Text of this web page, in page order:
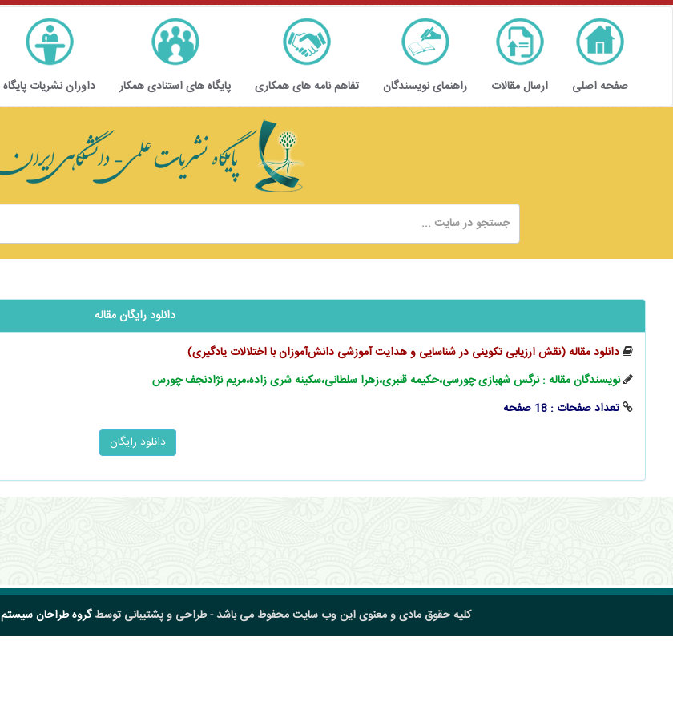
صفحه اصلی ارسال مقالات راهنمای نویسندگان تفاهم نامه های همکاری پایگاه های استنادی همکار داوران نشریات پایگاه
دانلود رایگان مقاله
دانلود مقاله (نقش ارزیابی تکوینی در شناسایی و هدایت آموزشی دانش‌آموزان با اختلالات یادگیری)
نویسندگان مقاله : نرگس شهبازی چورسی،حکیمه قنبری،زهرا سلطانی،سکینه شری‌ زاده،مریم نژادنجف چورس
تعداد صفحات : 18 صفحه
کلیه حقوق مادی و معنوی این وب سایت محفوظ می باشد - طراحی و پشتیبانی توسطگروه طراحان سیستم